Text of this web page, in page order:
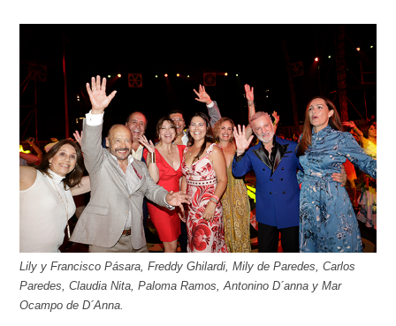
Lily y Francisco Pásara, Freddy Ghilardi, Mily de Paredes, Carlos
Paredes, Claudia Nita, Paloma Ramos, Antonino D´anna y Mar
Ocampo de D´Anna.